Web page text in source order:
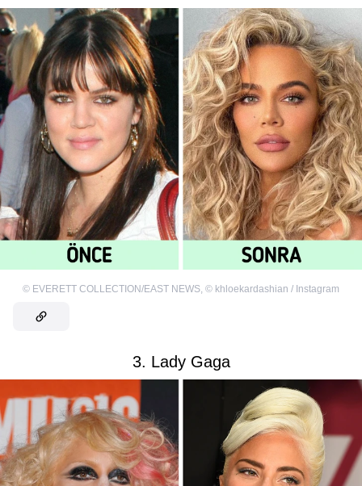
© EVERETT COLLECTION/EAST NEWS, © khloekardashian / Instagram
3. Lady Gaga